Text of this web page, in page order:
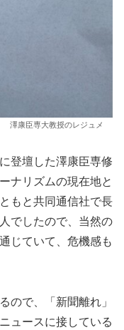
澤康臣専大教授のレジュメ
登壇した澤康臣専修
ナリズムの現在地と
もと共同通信社で長
でしたので、当然の
じていて、危機感も
ので、「新聞離れ」
ュースに接している